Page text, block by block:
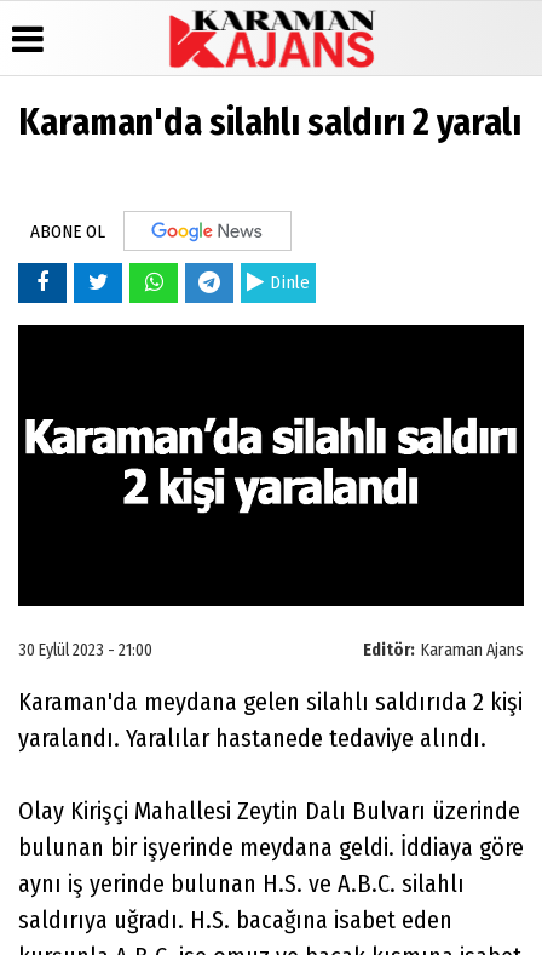
Günün
Haberleri
Manşetleri
Anketler
Biyografiler
Foto
Galeri
Künye
Karaman'da silahlı saldırı 2 yaralı
ABONE OL
Dinle
Editör: Karaman Ajans
30 Eylül 2023 - 21:00
Karaman'da meydana gelen silahlı saldırıda 2 kişi
yaralandı. Yaralılar hastanede tedaviye alındı.
Olay Kirişçi Mahallesi Zeytin Dalı Bulvarı üzerinde
bulunan bir işyerinde meydana geldi. İddiaya göre
aynı iş yerinde bulunan H.S. ve A.B.C. silahlı
saldırıya uğradı. H.S. bacağına isabet eden